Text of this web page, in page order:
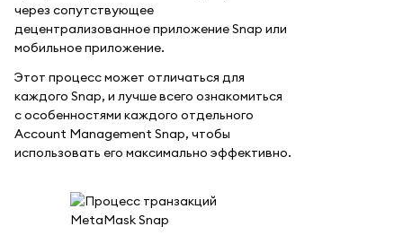
через сопутствующее
децентрализованное приложение Snap или
мобильное приложение.
Этот процесс может отличаться для
каждого Snap, и лучше всего ознакомиться
с особенностями каждого отдельного
Account Management Snap, чтобы
использовать его максимально эффективно.